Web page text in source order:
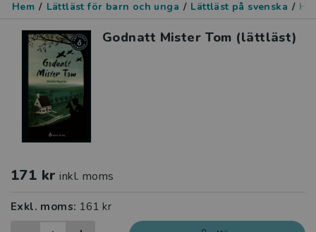
Hem / Lättläst för barn och unga / Lättläst på svenska /
Godnatt Mister Tom (lättläst)
171 kr inkl. moms
Exkl. moms: 161 kr